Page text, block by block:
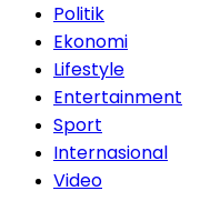
Politik
Ekonomi
Lifestyle
Entertainment
Sport
Internasional
Video